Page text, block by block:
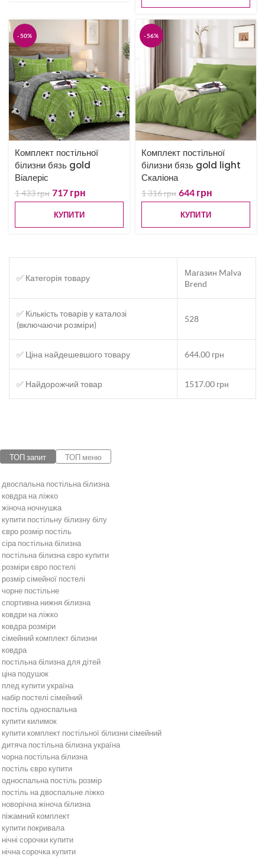
-50%
Комплект постільної
білизни бязь gold
Віалеріс
1 433грн 717 грн
КУПИТИ
-56%
Комплект постільної
білизни бязь gold light
Скаліона
1 316грн 644 грн
КУПИТИ
✅ Категорія товару
Магазин Malva
Brend
✅ Кількість товарів у каталозі
(включаючи розміри)
528
✅ Ціна найдешевшого товару 644.00 грн
✅ Найдорожчий товар 1517.00 грн
ТОП запит ТОП меню
двоспальна постільна білизна
ковдра на ліжко
жіноча ночнушка
купити постільну білизну білу
євро розмір постіль
сіра постільна білизна
постільна білизна євро купити
розміри євро постелі
розмір сімейної постелі
чорне постільне
спортивна нижня білизна
ковдри на ліжко
ковдра розміри
сімейний комплект білизни
ковдра
постільна білизна для дітей
ціна подушок
плед купити україна
набір постелі сімейний
постіль односпальна
купити килимок
купити комплект постільної білизни сімейний
дитяча постільна білизна україна
чорна постільна білизна
постіль євро купити
односпальна постіль розмір
постіль на двоспальне ліжко
новорічна жіноча білизна
піжамний комплект
купити покривала
нічні сорочки купити
нічна сорочка купити